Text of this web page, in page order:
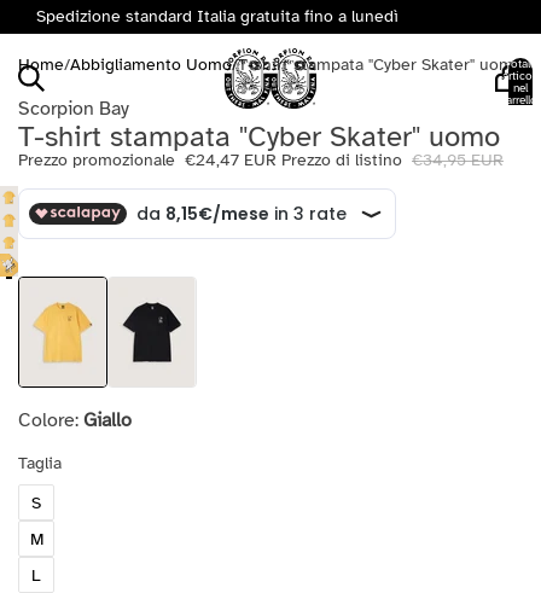
Spedizione standard Italia gratuita fino a lunedì
Totale
articoli
nel
carrello:
Home/Abbigliamento Uomo/T-shirt stampata "Cyber Skater" uomo
Scorpion Bay
T-shirt stampata "Cyber Skater" uomo
Prezzo promozionale €24,47 EUR Prezzo di listino €34,95 EUR
Colore: Giallo
Taglia
S
M
L